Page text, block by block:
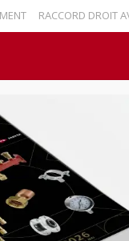
RACCORD DROIT AVEC
English
DE CHARGE POUR